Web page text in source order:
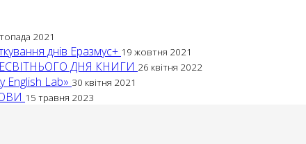
2021
днів Еразмус+ 19 жовтня 2021
ДНЯ КНИГИ 26 квітня 2022
English Lab» 30 квітня 2021
15 травня 2023